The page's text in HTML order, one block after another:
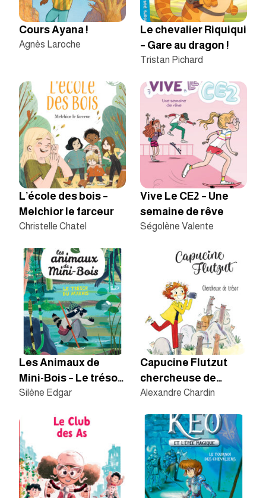
Le chevalier Riquiqui
– Gare au dragon !
Tristan Pichard
Cours Ayana !
Agnès Laroche
Vive Le CE2 – Une
semaine de rêve
Ségolène Valente
L’école des bois –
Melchior le farceur
Christelle Chatel
Capucine Flutzut
chercheuse de
trésor
Alexandre Chardin
Les Animaux de
Mini-Bois – Le trésor
du marais
Silène Edgar